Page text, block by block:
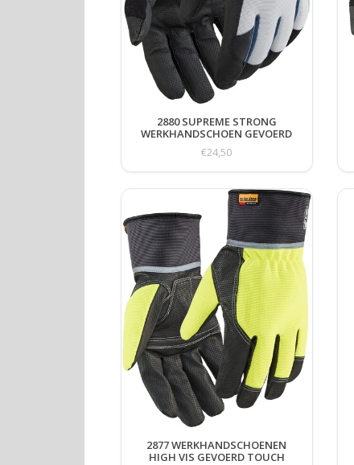
2880 SUPREME STRONG
WERKHANDSCHOEN GEVOERD
€24,50
2877 WERKHANDSCHOENEN
HIGH VIS GEVOERD TOUCH